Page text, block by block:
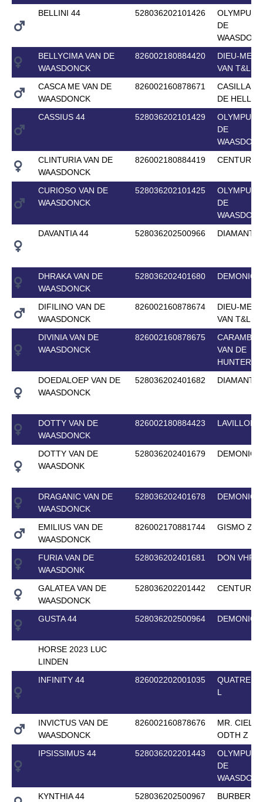
BELLINI 44 528036202101426
OLYMPUS
DE
BELLYCIMA VAN DE
WAASDONCK
826002180884420
DIEU-
VAN T&L
CASCA ME VAN DE
WAASDONCK
826002160878671
CASILLAS
DE HELLE
CASSIUS 44
528036202101429
OLYMPUS
DE
CLINTURIA VAN DE
WAASDONCK
826002180884419 CENTURIO
CURIOSO VAN DE
WAASDONCK
528036202101425
OLYMPUS
DE
DAVANTIA 44
528036202500966
DHRAKA VAN DE
WAASDONCK
528036202401680 DEMONIC Z
DIFILINO VAN DE
WAASDONCK
826002160878674
DIEU-
VAN T&L
DIVINIA VAN DE
WAASDONCK
826002160878675
VAN DE
HUNTERS
DOEDALOEP VAN DE
WAASDONCK
528036202401682
DOTTY VAN DE
WAASDONCK
826002180884423 LAVILLON
DOTTY VAN DE
WAASDONK
528036202401679 DEMONIC Z
DRAGANIC VAN DE
WAASDONCK
528036202401678 DEMONIC Z
EMILIUS VAN DE
WAASDONCK
826002170881744 GISMO Z
FURIA VAN DE
WAASDONK
528036202401681 DON VHP Z
GALATEA VAN DE
WAASDONCK
528036202201442 CENTURIO
GUSTA 44 528036202500964 DEMONIC Z
HORSE 2023 LUC
LINDEN
INFINITY 44
826002202001035
QUATRE
L
INVICTUS VAN DE
WAASDONCK
826002160878676
MR. CIELO
ODTH Z
IPSISSIMUS 44
528036202201443
OLYMPUS
DE
KYNTHIA 44
528036202500967